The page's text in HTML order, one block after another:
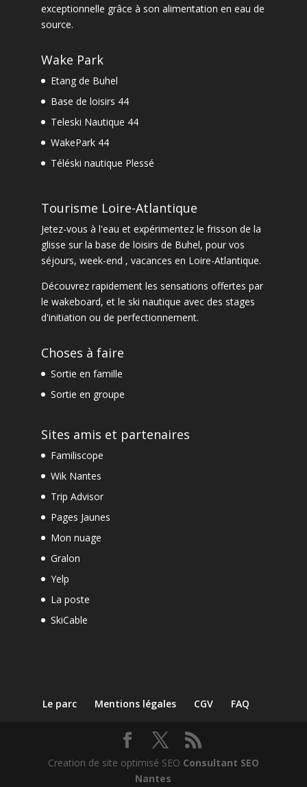
exceptionnelle grâce à son alimentation en eau de
source.
Wake Park
Etang de Buhel
Base de loisirs 44
Teleski Nautique 44
WakePark 44
Téléski nautique Plessé
Tourisme Loire-Atlantique
Jetez-vous à l'eau et expérimentez le frisson de la
glisse sur la base de loisirs de Buhel, pour vos
séjours, week-end , vacances en Loire-Atlantique.
Découvrez rapidement les sensations offertes par
le wakeboard, et le ski nautique avec des stages
d'initiation ou de perfectionnement.
Choses à faire
Sortie en famille
Sortie en groupe
Sites amis et partenaires
Familiscope
Wik Nantes
Trip Advisor
Pages Jaunes
Mon nuage
Gralon
Yelp
La poste
SkiCable
Le parc Mentions légales CGV FAQ
Creation de site optimisé SEO Consultant SEO
Nantes